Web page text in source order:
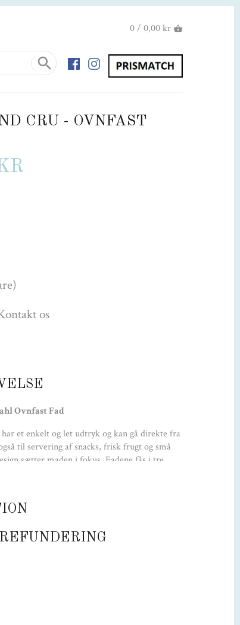
0 / 0,00 kr
CRU - OVNFAST
os
Ovnfast Fad
et enkelt og let udtryk og kan gå direkte fra
til servering af snacks, frisk frugt og små
sætter maden i fokus. Fadene fås i tre
Blyfrit glas